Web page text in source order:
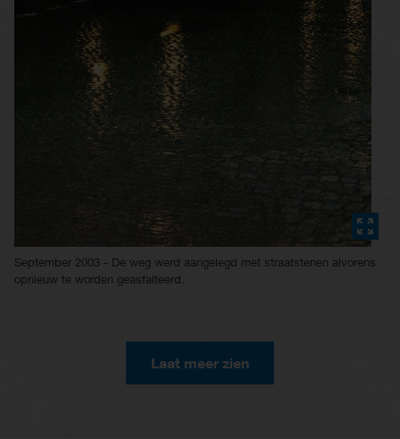
September 2003 - De weg werd aangelegd met straatstenen alvorens
opnieuw te worden geasfalteerd.
Laat meer zien